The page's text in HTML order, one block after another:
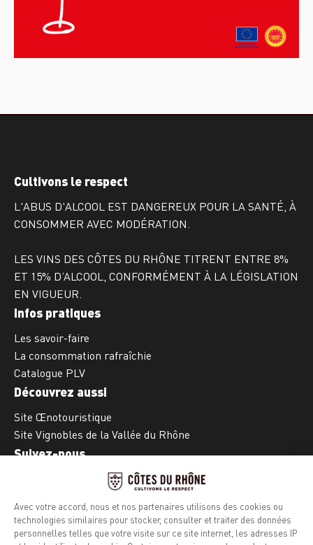
Cultivons le respect
L'ABUS D'ALCOOL EST DANGEREUX POUR LA SANTÉ, À
CONSOMMER AVEC MODÉRATION.
LES VINS DES CÔTES DU RHÔNE TITRENT ENTRE 8%
ET 15% D’ALCOOL, CONFORMÉMENT À LA LÉGISLATION
EN VIGUEUR.
Infos pratiques
Les savoir-faire
La consommation rafraîchie
Catalogue PLV
Découvrez aussi
Site Œnotouristique
Site Vignobles de la Vallée du Rhône
Suivez-nous